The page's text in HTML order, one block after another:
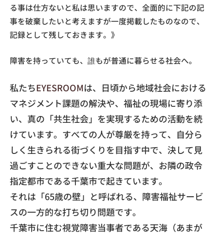
る事は仕方ないと私は思いますので、全面的に下記の記
事を破棄したいと考えますが一度掲載したものなので、
記録として残しておきます。》
​障害を持っていても、誰もが普通に暮らせる社会へ。
​私たちEYESROOMは、 日頃から地域社会における
マネジメント課題の解決や、 福祉の現場に寄り添
い、真の「共生社会」 を実現するための活動を続
けています。 すべての人が尊厳を持って、 自分ら
しく生きられる街づくりを目指す中で、 決して見
過ごすことのできない重大な問題が、 お隣の政令
指定都市である千葉市で起きています。
​それは「65歳の壁」と呼ばれる、 障害福祉サービ
スの一方的な打ち切り問題です。
​千葉市に住む視覚障害当事者である天海（あまが